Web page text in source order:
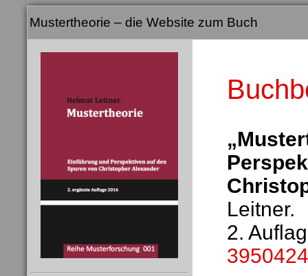
Mustertheorie – die Website zum Buch
Leitner.
2.